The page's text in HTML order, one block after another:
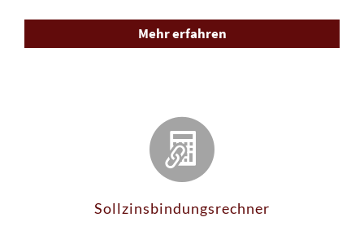
Mehr erfahren
Sollzinsbindungs­rechner